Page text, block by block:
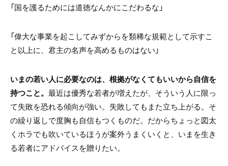
「国を護るためには道徳なんかにこだわるな」
「偉大な事業を起こしてみずからを類稀な規範として示すこ
と以上に、君主の名声を高めるものはない」
いまの若い人に必要なのは、根拠がなくてもいいから自信を
持つこと。 最近は優秀な若者が増えたが、そういう人に限っ
て失敗を恐れる傾向が強い。失敗してもまた立ち上がる。そ
の繰り返しで度胸も自信もつくものだ。だからちょっと図太
くホラでも吹いているほうが案外うまくいくと、いまを生き
る若者にアドバイスを贈りたい。